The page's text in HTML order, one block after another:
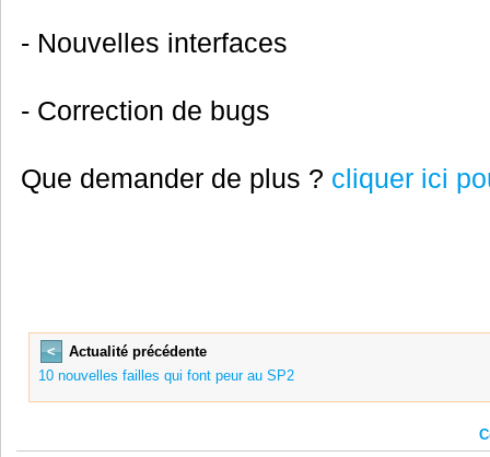
- Nouvelles interfaces
- Correction de bugs
Que demander de plus ? cliquer ici
<
Actualité précédente
10 nouvelles failles qui font peur au SP2